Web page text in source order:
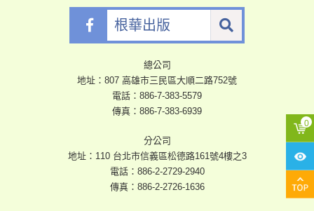
根華出版
總公司
地址：807 高雄市三民區大順二路752號
電話： 886-7-383-5579
傳真：886-7-383-6939
分公司
地址：110 台北市信義區松德路161號4樓之3
電話： 886-2-2729-2940
傳真：886-2-2726-1636